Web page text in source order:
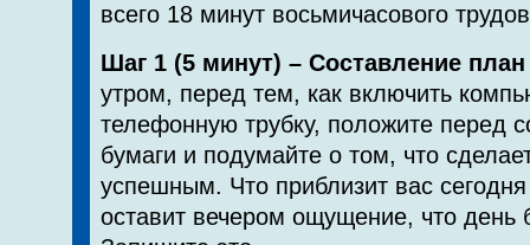
всего 18 минут восьмичасового
Шаг 1 (5 минут) – Составление
утром, перед тем, как включить
телефонную трубку, положите перед
бумаги и подумайте о том, что
успешным. Что приблизит вас
оставит вечером ощущение, что день